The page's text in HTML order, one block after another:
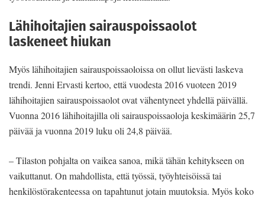
Lähihoitajien sairauspoissaolot
laskeneet hiukan
Myös lähihoitajien sairauspoissaoloissa on ollut lievästi laskeva
trendi. Jenni Ervasti kertoo, että vuodesta 2016 vuoteen 2019
lähihoitajien sairauspoissaolot ovat vähentyneet yhdellä päivällä.
Vuonna 2016 lähihoitajilla oli sairauspoissaoloja keskimäärin 25,7
päivää ja vuonna 2019 luku oli 24,8 päivää.
– Tilaston pohjalta on vaikea sanoa, mikä tähän kehitykseen on
vaikuttanut. On mahdollista, että työssä, työyhteisöissä tai
henkilöstörakenteessa on tapahtunut jotain muutoksia. Myös koko